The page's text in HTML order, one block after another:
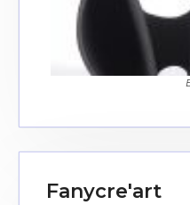
Fanycre'art